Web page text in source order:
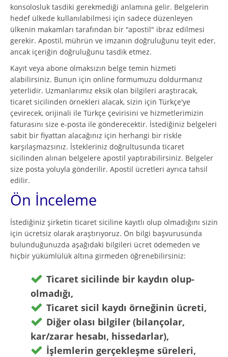
konsolosluk tasdiki gerekmediği anlamına gelir. Belgelerin
hedef ülkede kullanılabilmesi için sadece düzenleyen
ülkenin makamları tarafından bir "apostil" ibraz edilmesi
gerekir. Apostil, mührün ve imzanın doğruluğunu teyit eder,
ancak içeriğin doğruluğunu tasdik etmez.
Kayıt veya abone olmaksızın belge temin hizmeti
alabilirsiniz. Bunun için online formumuzu doldurmanız
yeterlidir. Uzmanlarımız eksik olan bilgileri araştıracak,
ticaret sicilinden örnekleri alacak, sizin için Türkçe'ye
çevirecek, orijinali ile Türkçe çevirisini ve hizmetlerimizin
faturasını size e-posta ile gönderecektir. İstediğiniz belgeleri
sabit bir fiyattan alacağınız için herhangi bir riskle
karşılaşmazsınız. İstekleriniz doğrultusunda ticaret
sicilinden alınan belgelere apostil yaptırabilirsiniz. Belgeler
size posta yoluyla gönderilir. Apostil ücretleri ayrıca tahsil
edilir.
Ön İnceleme
İstediğiniz şirketin ticaret siciline kayıtlı olup olmadığını sizin
için ücretsiz olarak araştırıyoruz. Ön bilgi başvurusunda
bulunduğunuzda aşağıdaki bilgileri ücret ödemeden ve
hiçbir yükümlülük altına girmeden öğrenebilirsiniz:
Ticaret sicilinde bir kaydın olup-
olmadığı,
Ticaret sicil kaydı örneğinin ücreti,
Diğer olası bilgiler (bilançolar,
kar/zarar hesabı, hissedarlar),
İşlemlerin gerçekleşme süreleri,